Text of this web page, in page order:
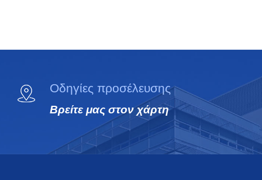
Οδηγίες προσέλευσης
Βρείτε μας στον χάρτη